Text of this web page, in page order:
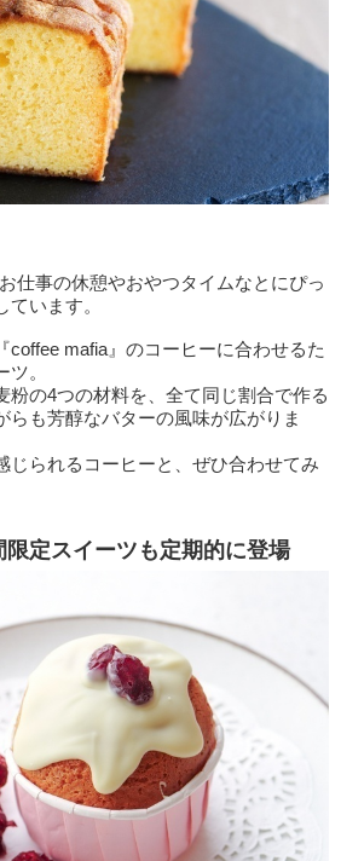
仕事の休憩やおやつタイムなとにぴっ
います。
coffee mafia』のコーヒーに合わせるた
。
粉の4つの材料を、全て同じ割合で作る
らも芳醇なバターの風味が広がりま
じられるコーヒーと、ぜひ合わせてみ
定スイーツも定期的に登場